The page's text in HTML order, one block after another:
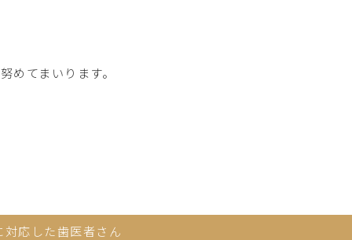
めてまいります。
応した歯医者さん